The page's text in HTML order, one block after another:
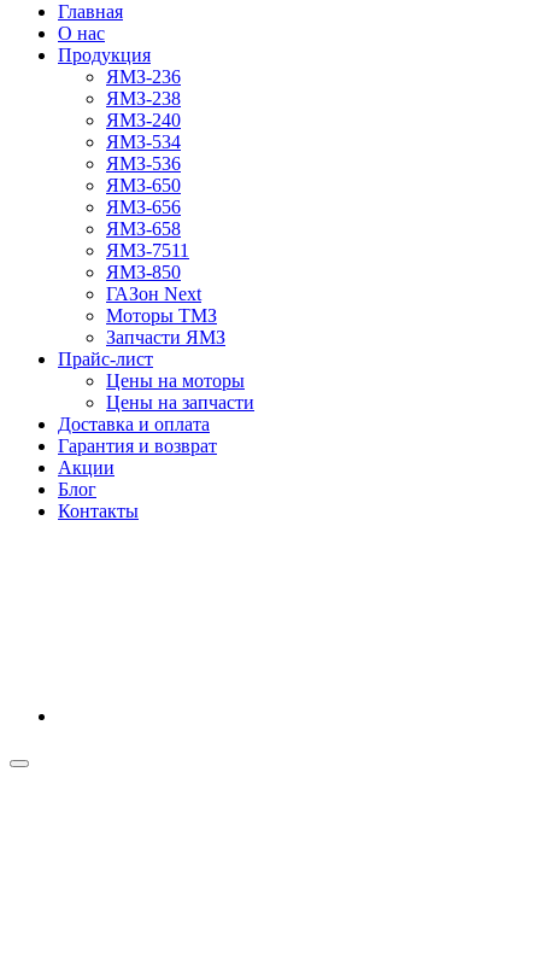
Главная
О нас
Продукция
ЯМЗ-236
ЯМЗ-238
ЯМЗ-240
ЯМЗ-534
ЯМЗ-536
ЯМЗ-650
ЯМЗ-656
ЯМЗ-658
ЯМЗ-7511
ЯМЗ-850
ГАЗон Next
Моторы ТМЗ
Запчасти ЯМЗ
Прайс-лист
Цены на моторы
Цены на запчасти
Доставка и оплата
Гарантия и возврат
Акции
Блог
Контакты